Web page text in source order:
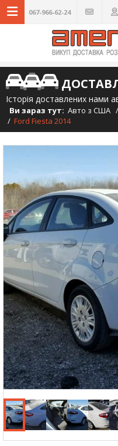
067-966-62-24
Історія доставлених нами
Ви зараз тут: Авто з США /
/ Ford Fiesta 2014